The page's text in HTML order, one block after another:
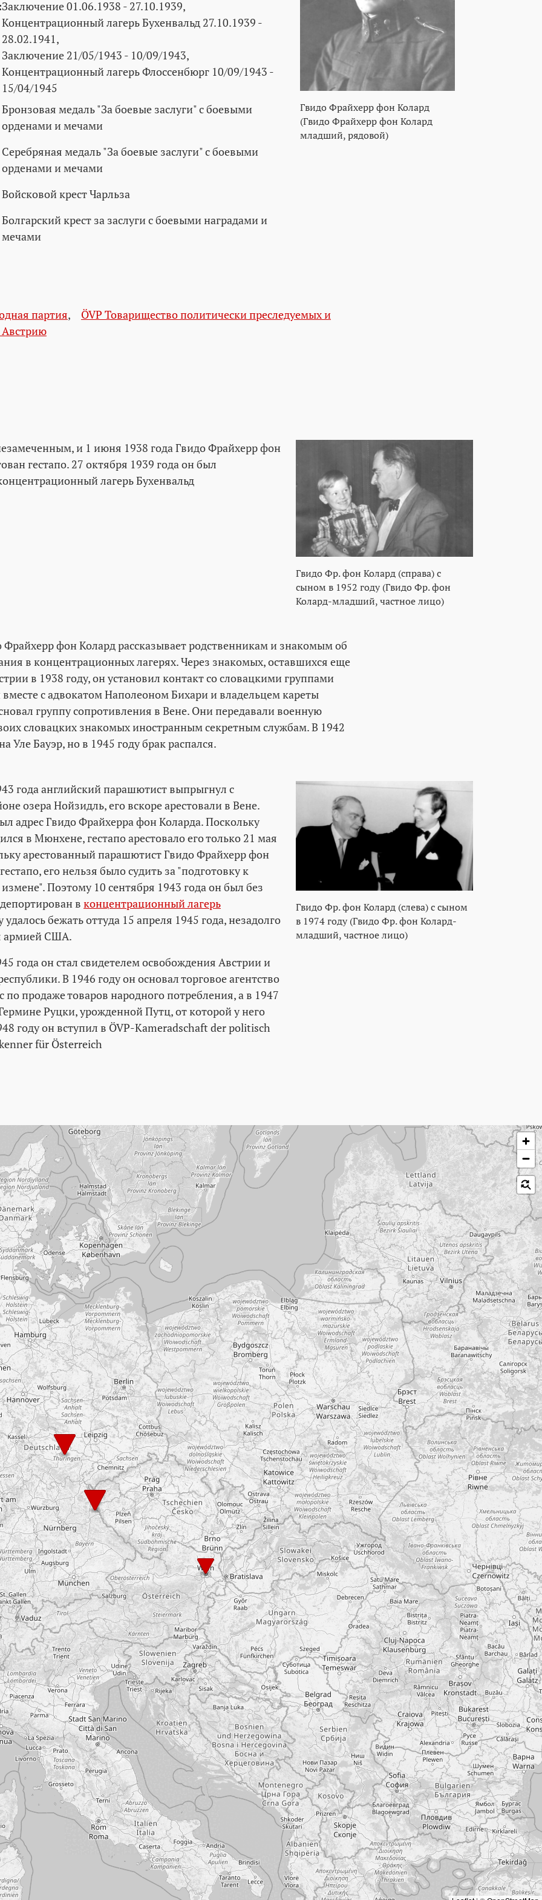
Гвидо Фрайхерр фон Колард
(Гвидо Фрайхерр фон Колард
младший, рядовой)
Заключение 01.06.1938 - 27.10.1939,
Концентрационный лагерь Бухенвальд 27.10.1939 -
28.02.1941,
Заключение 21/05/1943 - 10/09/1943,
Концентрационный лагерь Флоссенбюрг 10/09/1943 -
15/04/1945
Бронзовая медаль "За боевые заслуги" с боевыми
орденами и мечами
Серебряная медаль "За боевые заслуги" с боевыми
орденами и мечами
Войсковой крест Чарльза
Болгарский крест за заслуги с боевыми наградами и
мечами
партия, ÖVP Товарищество политически преследуемых и
Австрию
и 1 июня 1938 года Гвидо Фрайхерр фон
гестапо. 27 октября 1939 года он был
лагерь Бухенвальд
Гвидо Фр. фон Колард (справа) с
сыном в 1952 году (Гвидо Фр. фон
Колард-младший, частное лицо)
Фрайхерр фон Колард рассказывает родственникам и знакомым об
в концентрационных лагерях. Через знакомых, оставшихся еще
в 1938 году, он установил контакт со словацкими группами
с адвокатом Наполеоном Бихари и владельцем кареты
группу сопротивления в Вене. Они передавали военную
словацких знакомых иностранным секретным службам. В 1942
Уле Бауэр, но в 1945 году брак распался.
года английский парашютист выпрыгнул с
озера Нойзидль, его вскоре арестовали в Вене.
адрес Гвидо Фрайхерра фон Коларда. Поскольку
в Мюнхене, гестапо арестовало его только 21 мая
арестованный парашютист Гвидо Фрайхерр фон
его нельзя было судить за "подготовку к
Поэтому 10 сентября 1943 года он был без
в концентрационный лагерь
удалось бежать оттуда 15 апреля 1945 года, незадолго
армией США.
года он стал свидетелем освобождения Австрии и
В 1946 году он основал торговое агентство
по продаже товаров народного потребления, а в 1947
Руцки, урожденной Путц, от которой у него
году он вступил в ÖVP-Kameradschaft der politisch
für Österreich
Гвидо Фр. фон Колард (слева) с сыном
в 1974 году (Гвидо Фр. фон Колард-
младший, частное лицо)